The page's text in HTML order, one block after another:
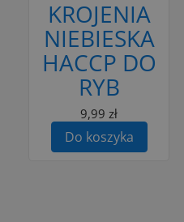
KROJENIA
NIEBIESKA
HACCP DO
RYB
9,99 zł
Do koszyka